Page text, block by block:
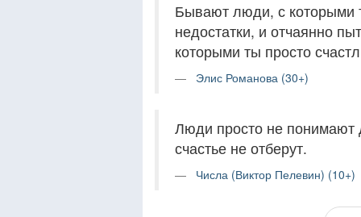
Бывают люди, с которыми
недостатки, и отчаянно
которыми ты просто
Элис Романова (30+)
Люди просто не понимают
счастье не отберут.
Числа (Виктор Пелевин) (10+)